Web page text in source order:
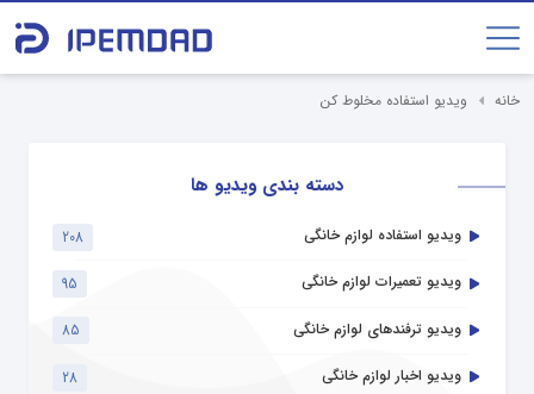
خانه ویدیو استفاده مخلوط کن
دسته بندی ویدیو ها
ویدیو استفاده لوازم خانگی
208
ویدیو تعمیرات لوازم خانگی
95
ویدیو ترفندهای لوازم خانگی
85
ویدیو اخبار لوازم خانگی
28